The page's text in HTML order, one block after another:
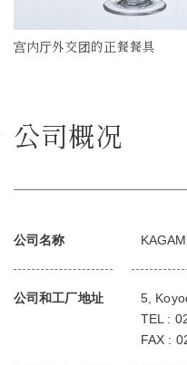
宫内厅外交团的正餐餐具
公司概况
公司名称
公司和工厂地址
5,
TEL :
FAX :